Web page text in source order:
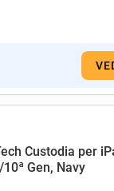
Custodia per
10ª Gen, Navy